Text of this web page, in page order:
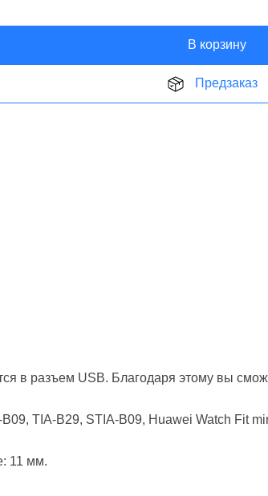
В корзину
Предзаказ
в разъем USB. Благодаря этому вы
TIA-B29, STIA-B09, Huawei Watch Fit
11 мм.